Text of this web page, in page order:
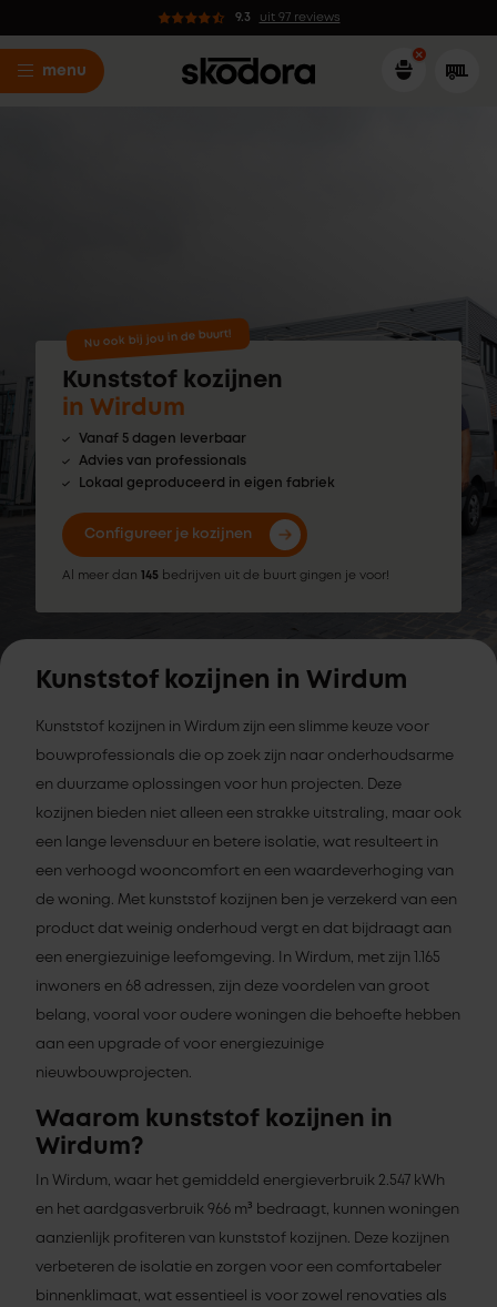
9.3 uit 97 reviews
menu
Nu ook bij jou in de buurt!
Kunststof kozijnen
in Wirdum
Vanaf 5 dagen leverbaar
Advies van professionals
Lokaal geproduceerd in eigen fabriek
Configureer je kozijnen
Al meer dan 145 bedrijven uit de buurt gingen je voor!
Kunststof kozijnen in Wirdum
Kunststof kozijnen in Wirdum zijn een slimme keuze voor
bouwprofessionals die op zoek zijn naar onderhoudsarme
en duurzame oplossingen voor hun projecten. Deze
kozijnen bieden niet alleen een strakke uitstraling, maar ook
een lange levensduur en betere isolatie, wat resulteert in
een verhoogd wooncomfort en een waardeverhoging van
de woning. Met kunststof kozijnen ben je verzekerd van een
product dat weinig onderhoud vergt en dat bijdraagt aan
een energiezuinige leefomgeving. In Wirdum, met zijn 1.165
inwoners en 68 adressen, zijn deze voordelen van groot
belang, vooral voor oudere woningen die behoefte hebben
aan een upgrade of voor energiezuinige
nieuwbouwprojecten.
Waarom kunststof kozijnen in
Wirdum?
In Wirdum, waar het gemiddeld energieverbruik 2.547 kWh
en het aardgasverbruik 966 m³ bedraagt, kunnen woningen
aanzienlijk profiteren van kunststof kozijnen. Deze kozijnen
verbeteren de isolatie en zorgen voor een comfortabeler
binnenklimaat, wat essentieel is voor zowel renovaties als